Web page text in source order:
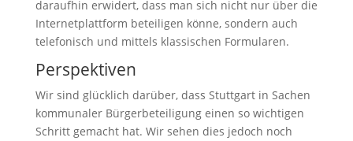
daraufhin erwidert, dass man sich nicht nur über die
Internetplattform beteiligen könne, sondern auch
telefonisch und mittels klassischen Formularen.
Perspektiven
Wir sind glücklich darüber, dass Stuttgart in Sachen
kommunaler Bürgerbeteiligung einen so wichtigen
Schritt gemacht hat. Wir sehen dies jedoch noch